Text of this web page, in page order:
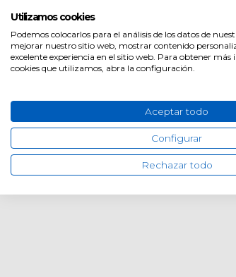
Utilizamos cookies
Podemos colocarlos para el análisis de los datos de
mejorar nuestro sitio web, mostrar contenido
excelente experiencia en el sitio web. Para obtener
cookies que utilizamos, abra la configuración.
Aceptar todo
Configurar
Rechazar todo